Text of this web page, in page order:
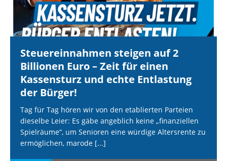
Steuereinnahmen steigen auf 2
Billionen Euro – Zeit für einen
Kassensturz und echte Entlastung
der Bürger!
Tag für Tag hören wir von den etablierten Parteien
dieselbe Leier: Es gäbe angeblich keine „finanziellen
Spielräume“, um Senioren eine würdige Altersrente zu
ermöglichen, marode [...]